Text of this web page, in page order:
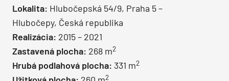
Lokalita: Hlubočepská 54/9, Praha 5 –
Hlubočepy, Česká republika
Realizácia: 2015 – 2021
Zastavená plocha: 268 m2
Hrubá podlahová plocha: 331 m2
2